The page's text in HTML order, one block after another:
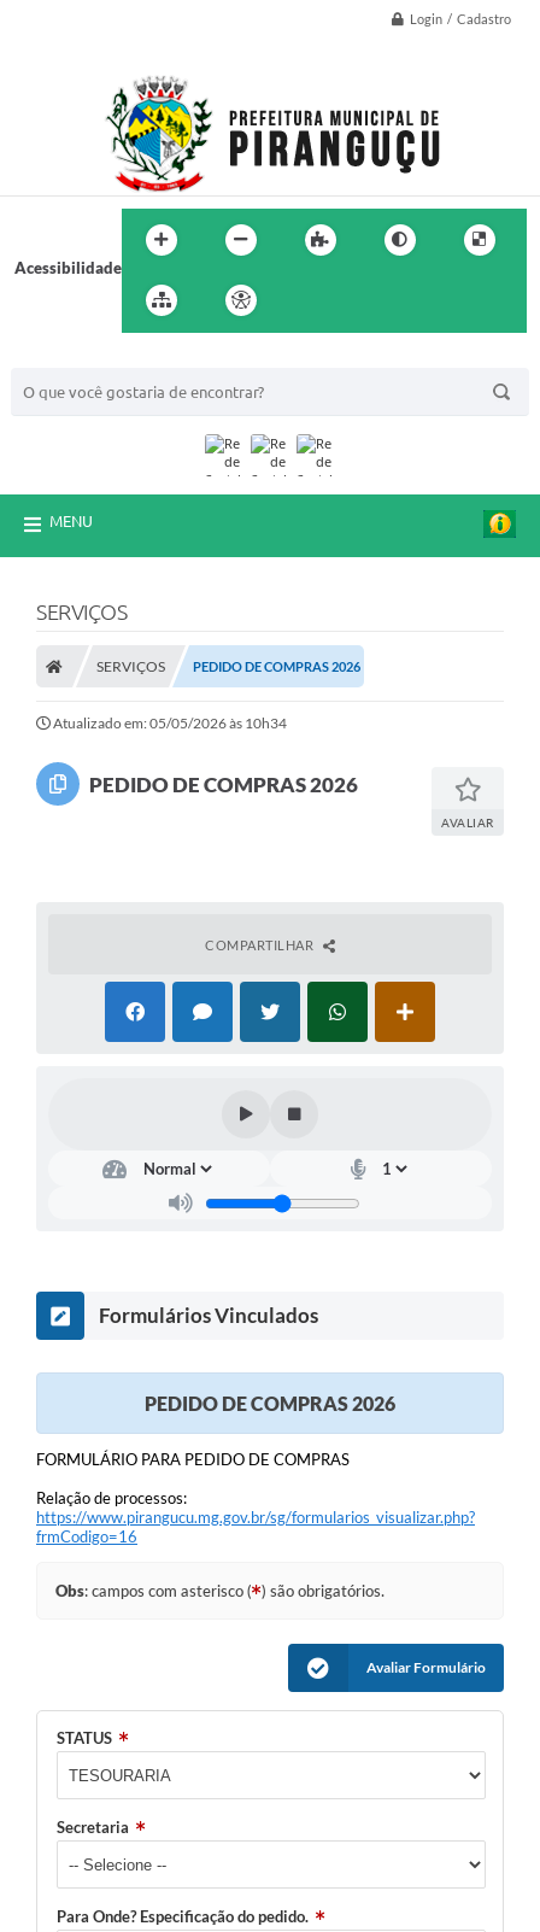
Login / Cadastro
Acessibilidade
MENU
SERVIÇOS
SERVIÇOS PEDIDO DE COMPRAS 2026
Atualizado em: 05/05/2026 às 10h34
PEDIDO DE COMPRAS 2026
AVALIAR
COMPARTILHAR
Formulários Vinculados
PEDIDO DE COMPRAS 2026
FORMULÁRIO PARA PEDIDO DE COMPRAS
Relação de processos:
https://www.pirangucu.mg.gov.br/sg/formularios_visualizar.php?
frmCodigo=16
Obs: campos com asterisco ( ) são obrigatórios.
Avaliar Formulário
STATUS
Secretaria
Para Onde? Especificação do pedido.